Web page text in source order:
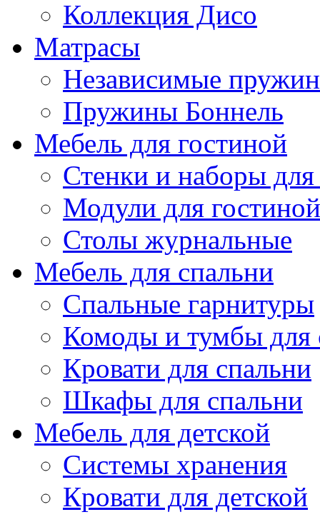
Коллекция Дисо
Матрасы
Независимые
Пружины Боннель
Мебель для гостиной
Стенки и наборы для
Модули для гостиной
Столы журнальные
Мебель для спальни
Спальные гарнитуры
Комоды и тумбы для
Кровати для спальни
Шкафы для спальни
Мебель для детской
Системы хранения
Кровати для детской